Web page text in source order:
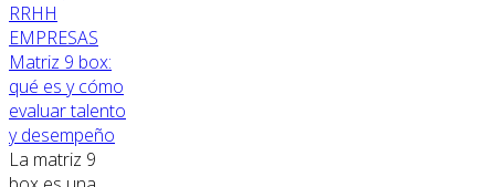
RRHH
EMPRESAS
Matriz 9 box:
qué es y cómo
evaluar talento
y desempeño
La matriz 9